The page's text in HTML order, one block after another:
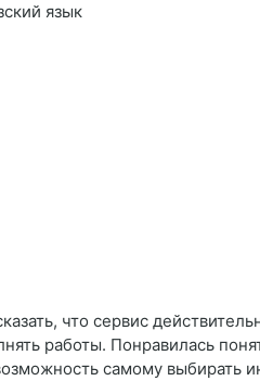
язык
что сервис
работы. Понравилась
самому выбирать